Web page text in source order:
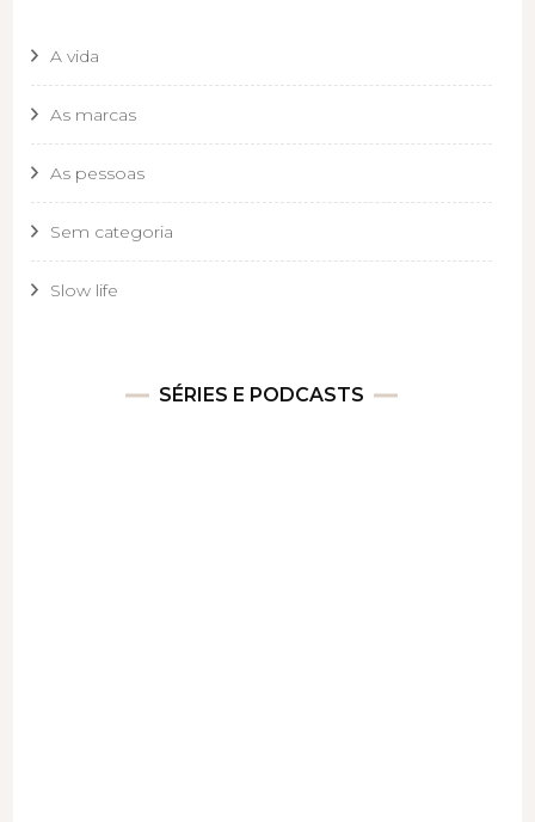
A vida
As marcas
As pessoas
Sem categoria
Slow life
SÉRIES E PODCASTS